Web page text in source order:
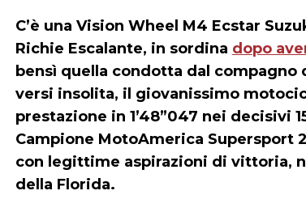
C’è una Vision Wheel M4 Ecstar
Richie Escalante, in sordina dopo
bensì quella condotta dal
versi insolita, il giovanissimo
prestazione in 1’48”047 nei decisivi
Campione MotoAmerica Supersport
con legittime aspirazioni di vittoria,
della Florida.